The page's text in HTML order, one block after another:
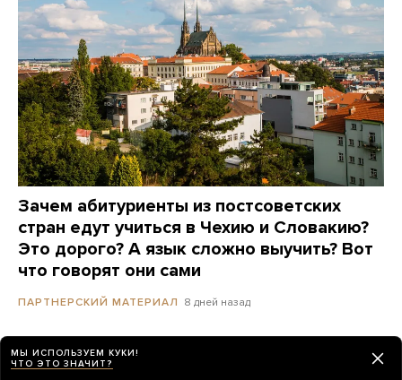
Зачем абитуриенты из постсоветских
стран едут учиться в Чехию и Словакию?
Это дорого? А язык сложно выучить? Вот
что говорят они сами
ПАРТНЕРСКИЙ МАТЕРИАЛ 8 дней назад
МЫ ИСПОЛЬЗУЕМ КУКИ!
ЧТО ЭТО ЗНАЧИТ?